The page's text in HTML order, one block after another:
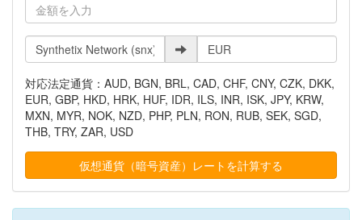
対応法定通貨：AUD, BGN, BRL, CAD, CHF, CNY, CZK, DKK,
EUR, GBP, HKD, HRK, HUF, IDR, ILS, INR, ISK, JPY, KRW,
MXN, MYR, NOK, NZD, PHP, PLN, RON, RUB, SEK, SGD,
THB, TRY, ZAR, USD